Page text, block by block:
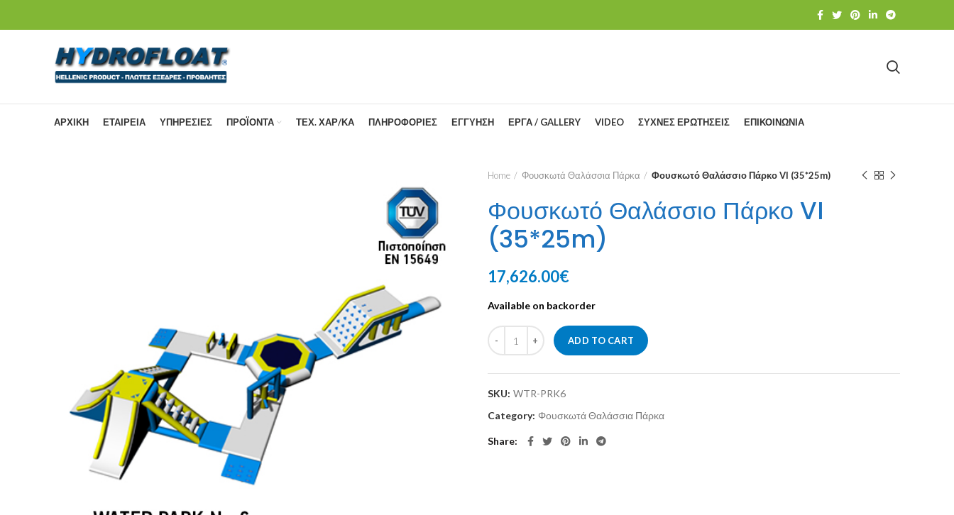
ΑΡΧΙΚΗ ΕΤΑΙΡΕΙΑ ΥΠΗΡΕΣΙΕΣ ΠΡΟΪΟΝΤΑ ΤΕΧ. ΧΑΡ/ΚΑ ΠΛΗΡΟΦΟΡΙΕΣ ΕΓΓΥΗΣΗ ΕΡΓΑ / GALLERY VIDEO ΣΥΧΝΕΣ ΕΡΩΤΗΣΕΙΣ ΕΠΙΚΟΙΝΩΝΙΑ
Home Φουσκωτά Θαλάσσια Πάρκα Φουσκωτό Θαλάσσιο Πάρκο VI (35*25m)
Φουσκωτό Θαλάσσιο Πάρκο VI
(35*25m)
17,626.00€
Available on backorder
ADD TO CART
SKU: WTR-PRK6
Category: Φουσκωτά Θαλάσσια Πάρκα
Share